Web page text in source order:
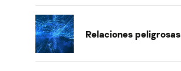
Relaciones peligrosas